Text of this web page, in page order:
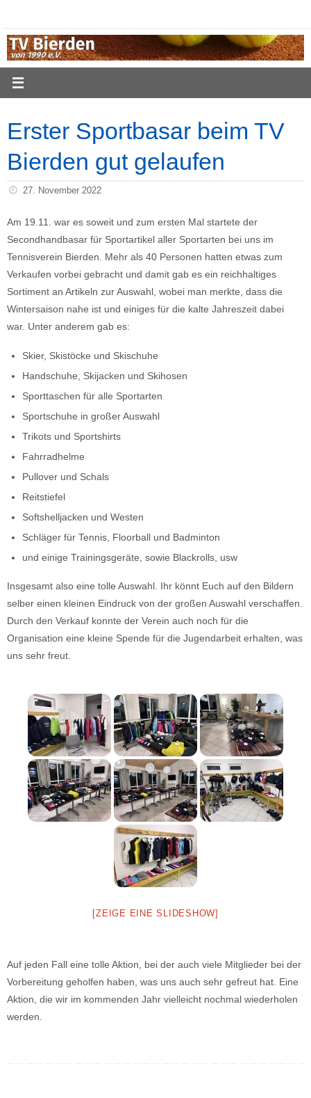
springen
Erster Sportbasar beim TV
Bierden gut gelaufen
27. November 2022
Am 19.11. war es soweit und zum ersten Mal startete der
Secondhandbasar für Sportartikel aller Sportarten bei uns im
Tennisverein Bierden. Mehr als 40 Personen hatten etwas zum
Verkaufen vorbei gebracht und damit gab es ein reichhaltiges
Sortiment an Artikeln zur Auswahl, wobei man merkte, dass die
Wintersaison nahe ist und einiges für die kalte Jahreszeit dabei
war. Unter anderem gab es:
Skier, Skistöcke und Skischuhe
Handschuhe, Skijacken und Skihosen
Sporttaschen für alle Sportarten
Sportschuhe in großer Auswahl
Trikots und Sportshirts
Fahrradhelme
Pullover und Schals
Reitstiefel
Softshelljacken und Westen
Schläger für Tennis, Floorball und Badminton
und einige Trainingsgeräte, sowie Blackrolls, usw
Insgesamt also eine tolle Auswahl. Ihr könnt Euch auf den Bildern
selber einen kleinen Eindruck von der großen Auswahl verschaffen.
Durch den Verkauf konnte der Verein auch noch für die
Organisation eine kleine Spende für die Jugendarbeit erhalten, was
uns sehr freut.
[ZEIGE EINE SLIDESHOW]
Auf jeden Fall eine tolle Aktion, bei der auch viele Mitglieder bei der
Vorbereitung geholfen haben, was uns auch sehr gefreut hat. Eine
Aktion, die wir im kommenden Jahr vielleicht nochmal wiederholen
werden.